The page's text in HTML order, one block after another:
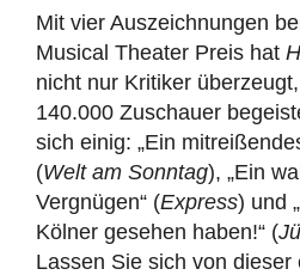
Mit vier Auszeichnungen
Musical Theater Preis hat
nicht nur Kritiker
140.000 Zuschauer
sich einig: „Ein
(Welt am Sonntag), „Ein
Vergnügen“ (Express) und
Kölner gesehen haben!“ (
Lassen Sie sich von dieser